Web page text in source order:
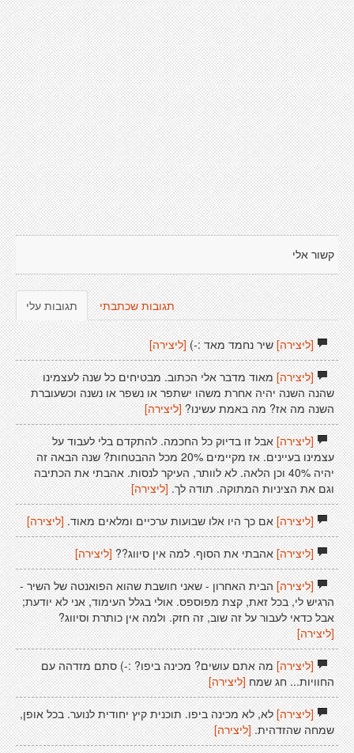
קשור אלי
תגובות עלי תגובות שכתבתי
[ליצירה]שיר נחמד מאד :-) [ליצירה]
[ליצירה]מאוד מדבר אלי הכתוב. מבטיחים כל שנה לעצמינו
שהנה השנה יהיה אחרת משהו ישתפר או נשפר או נשנה וכשעוברת
השנה מה אז? מה באמת עשינו? [ליצירה]
[ליצירה]אבל זו בדיוק כל החכמה. להתקדם בלי לעבוד על
עצמינו בעיינים. אז מקיימים 20% מכל ההבטחות? שנה הבאה זה
יהיה 40% וכן הלאה. לא לוותר, העיקר לנסות. אהבתי את הכתיבה
וגם את הציניות המתוקה. תודה לך.[ליצירה]
[ליצירה]אם כך היו אלו שבועות ערכיים ומלאים מאוד. [ליצירה]
[ליצירה]אהבתי את הסוף. למה אין סיווג?? [ליצירה]
[ליצירה]הבית האחרון - שאני חושבת שהוא הפואנטה של השיר -
הרגיש לי, בכל זאת, קצת מפוספס. אולי בגלל העימוד, אני לא יודעת;
אבל כדאי לעבור על זה שוב, זה חזק. ולמה אין כותרת וסיווג?
[ליצירה]
[ליצירה]מה אתם עושים? מכינה ביפו? :-) סתם מזדהה עם
החוויות... חג שמח[ליצירה]
[ליצירה]לא, לא מכינה ביפו. תוכנית קיץ יחודית לנוער. בכל אופן,
שמחה שהזדהית. [ליצירה]